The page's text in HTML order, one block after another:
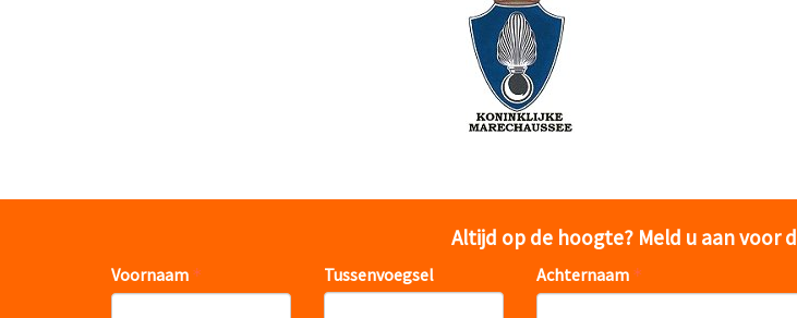
Altijd op de hoogte? Meld u aan voor
Voornaam Tussenvoegsel Achternaam